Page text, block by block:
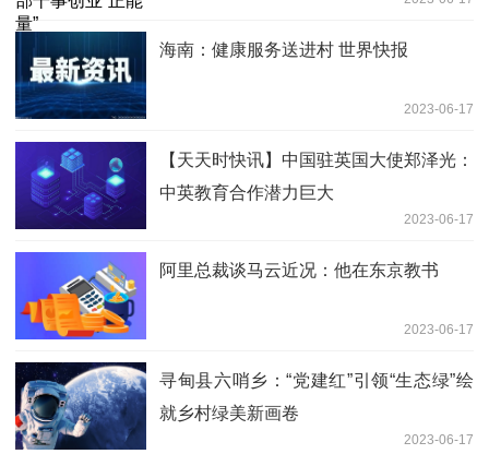
海南：健康服务送进村 世界快报
2023-06-17
【天天时快讯】中国驻英国大使郑泽光：
中英教育合作潜力巨大
2023-06-17
阿里总裁谈马云近况：他在东京教书
2023-06-17
寻甸县六哨乡：“党建红”引领“生态绿”绘
就乡村绿美新画卷
2023-06-17